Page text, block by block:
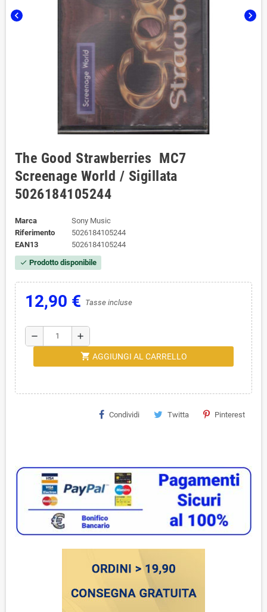
chevron_left chevron_right
The Good Strawberries ‎ ‎‎‎MC7
Screenage World / ‎Sigillata
5026184105244
Marca
Sony Music
Riferimento
5026184105244
EAN13
5026184105244
check Prodotto disponibile
12,90 € Tasse incluse
remove add
shopping_cart AGGIUNGI AL CARRELLO
Condividi Twitta Pinterest